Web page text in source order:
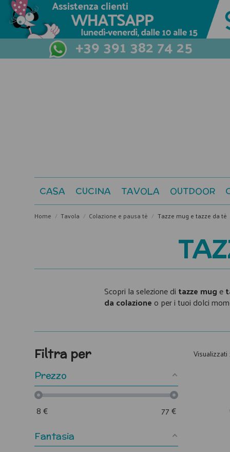
+39 391 382 74 25
CASA CUCINA TAVOLA OUTDOOR
Home Tavola Colazione e pausa tè Tazze mug e tazze da tè
Scopri la selezione di tazze mug e
da colazione o per i tuoi dolci
Visualizzati
Filtra per
Prezzo
8€ 77€
Fantasia